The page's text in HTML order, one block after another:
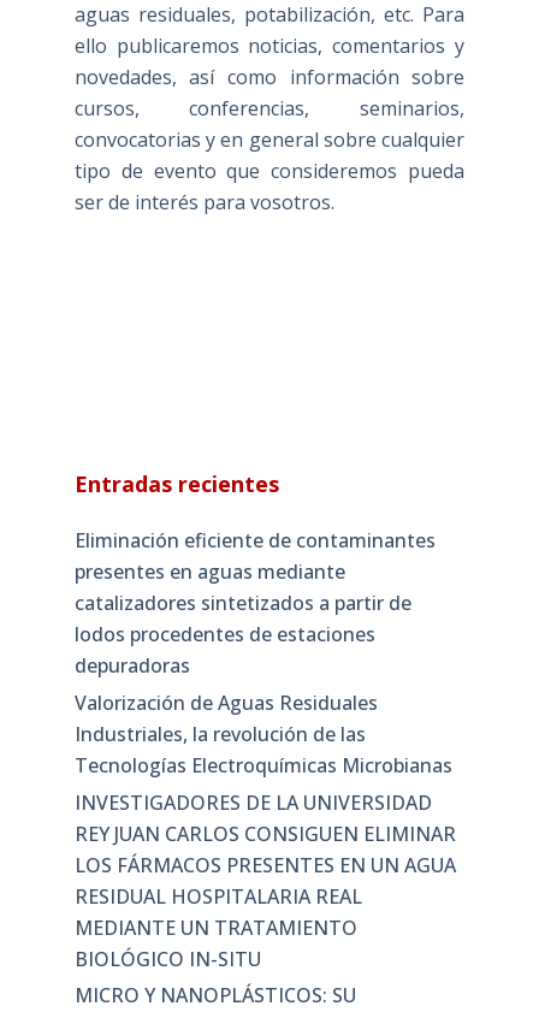
aguas residuales, potabilización, etc. Para
ello publicaremos noticias, comentarios y
novedades, así como información sobre
cursos, conferencias, seminarios,
convocatorias y en general sobre cualquier
tipo de evento que consideremos pueda
ser de interés para vosotros.
Entradas recientes
Eliminación eficiente de contaminantes
presentes en aguas mediante
catalizadores sintetizados a partir de
lodos procedentes de estaciones
depuradoras
Valorización de Aguas Residuales
Industriales, la revolución de las
Tecnologías Electroquímicas Microbianas
INVESTIGADORES DE LA UNIVERSIDAD
REY JUAN CARLOS CONSIGUEN ELIMINAR
LOS FÁRMACOS PRESENTES EN UN AGUA
RESIDUAL HOSPITALARIA REAL
MEDIANTE UN TRATAMIENTO
BIOLÓGICO IN-SITU
MICRO Y NANOPLÁSTICOS: SU